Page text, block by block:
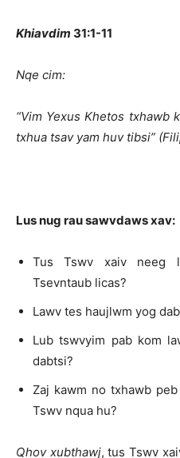
Khiavdim 31:1-11
Nqe cim:
“Vim Yexus Khetos txhawb
txhua tsav yam huv tibsi”
Lus nug rau sawvdaws xav:
Tus Tswv xaiv neeg
Tsevntaub licas?
Lawv tes haujlwm yog
Lub tswvyim pab kom
dabtsi?
Zaj kawm no txhawb
Tswv nqua hu?
Qhov xubthawj, tus Tswv